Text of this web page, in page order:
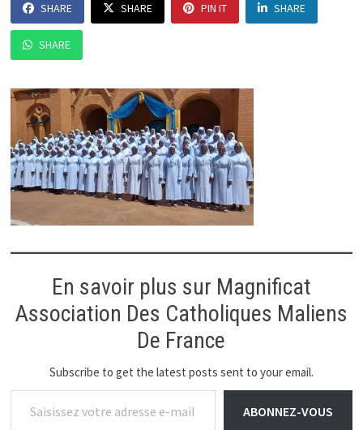
SHARE SHARE PIN IT SHARE
SHARE
En savoir plus sur Magnificat
Association Des Catholiques Maliens
De France
Subscribe to get the latest posts sent to your email.
Saisissez votre adresse e-mail…
ABONNEZ-VOUS